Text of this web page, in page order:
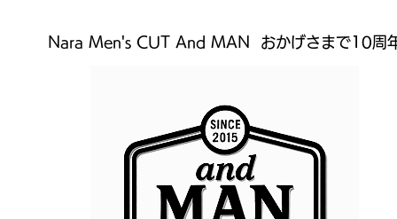
Nara Men's CUT And MAN おかげさまで10周